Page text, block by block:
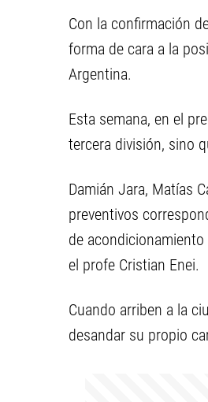
Con la confirmación
forma de cara a la
Argentina.
Esta semana, en el
tercera división, sino
Damián Jara, Matías
preventivos
de
el profe Cristian Enei.
Cuando arriben a la
desandar su propio